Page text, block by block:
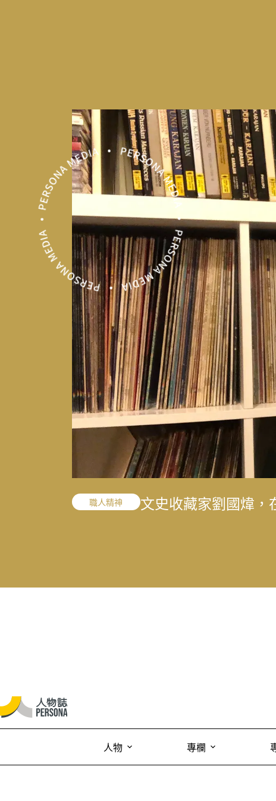
花蓮震後專題 結合地方創生與文
職人精神
「我的課題不是變
的 40 年修課
閱讀推薦 東野圭吾 4 本經典必
敘事醫學
寫下病房裡沒說出口
職人精神 文史收藏家劉國煒，
演藝人生 一雙鼓棒敲過一甲子
媒體先鋒 王小棣：從問題學生
花蓮震後專題
太魯閣按下暫停鍵後
花蓮震後專題 結合地方創生與文
職人精神
「我的課題不是變
的 40 年修課
人物 專欄